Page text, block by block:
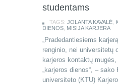
studentams
TAGS: JOLANTA KAVALĖ
DIENOS MISIJA KARJERA
„Pradedantiesiems
renginio, nei universitetų
karjeros kontaktų
„karjeros dienos“, – sako
universiteto (KTU)